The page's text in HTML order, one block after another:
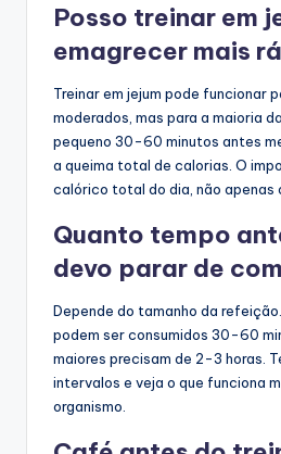
Posso treinar em
emagrecer mais
Treinar em jejum pode funcionar
moderados, mas para a maioria
pequeno 30-60 minutos antes
a queima total de calorias. O
calórico total do dia, não apenas
Quanto tempo
devo parar de
Depende do tamanho da
podem ser consumidos 30-60
maiores precisam de 2-3 horas.
intervalos e veja o que funciona
organismo.